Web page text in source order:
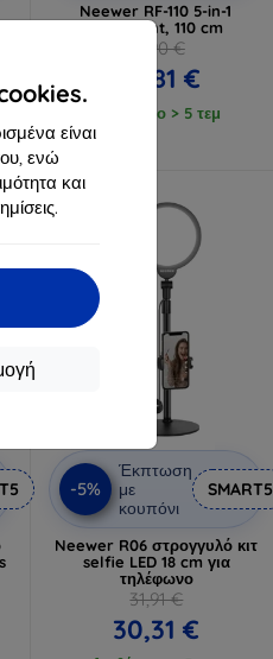
είναι
ενώ
και
Neewer RF-110 5-in-1
Floodlight, 110 cm
21,90 €
20,81 €
Διαθέσιμο > 5 τεμ
-5%
Έκπτωση
με
κουπόνι
SMART5
Neewer R06 στρογγυλό κιτ
selfie LED 18 cm για
τηλέφωνο
31,91 €
30,31 €